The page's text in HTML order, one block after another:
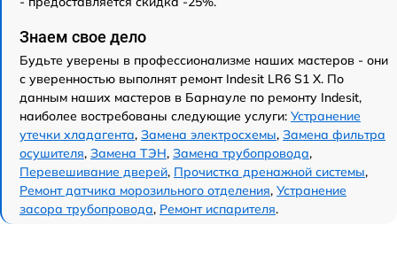
Знаем свое дело
Будьте уверены в профессионализме наших мастеров - они
с уверенностью выполнят ремонт Indesit LR6 S1 X. По
данным наших мастеров в Барнауле по ремонту Indesit,
наиболее востребованы следующие услуги: Устранение
утечки хладагента, Замена электросхемы, Замена фильтра
осушителя, Замена ТЭН, Замена трубопровода,
Перевешивание дверей, Прочистка дренажной системы,
Ремонт датчика морозильного отделения, Устранение
засора трубопровода, Ремонт испарителя.